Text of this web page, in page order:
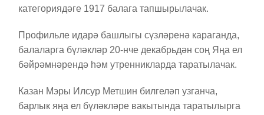
категориядәге 1917 балага тапшырылачак.
Профильле идарә башлыгы сүзләренә караганда,
балаларга бүләкләр 20-нче декабрьдән соң Яңа ел
бәйрәмнәрендә һәм утренникларда таратылачак.
Казан Мэры Илсур Метшин билгеләп узганча,
барлык яңа ел бүләкләре вакытында таратылырга